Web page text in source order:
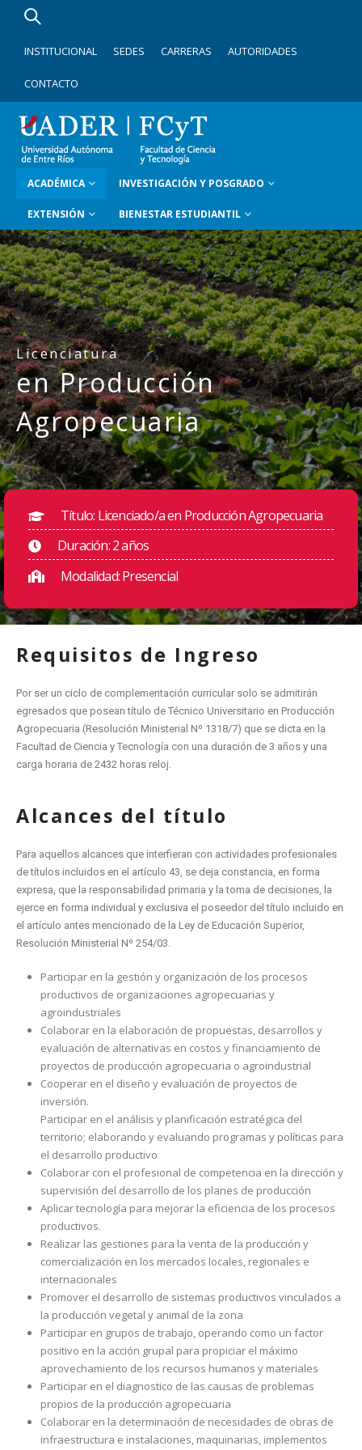
INSTITUCIONAL SEDES CARRERAS AUTORIDADES
CONTACTO
ACADÉMICA INVESTIGACIÓN Y POSGRADO
EXTENSIÓN BIENESTAR ESTUDIANTIL
Licenciatura
en Producción
Agropecuaria
Título: Licenciado/a en Producción Agropecuaria
Duración: 2 años
Modalidad: Presencial
Requisitos de Ingreso
Por ser un ciclo de complementación curricular solo se admitirán
egresados que posean título de Técnico Universitario en Producción
Agropecuaria (Resolución Ministerial Nº 1318/7) que se dicta en la
Facultad de Ciencia y Tecnología con una duración de 3 años y una
carga horaria de 2432 horas reloj.
Alcances del título
Para aquellos alcances que interfieran con actividades profesionales
de títulos incluidos en el artículo 43, se deja constancia, en forma
expresa, que la responsabilidad primaria y la toma de decisiones, la
ejerce en forma individual y exclusiva el poseedor del título incluido en
el artículo antes mencionado de la Ley de Educación Superior,
Resolución Ministerial Nº 254/03.
Participar en la gestión y organización de los procesos
productivos de organizaciones agropecuarias y
agroindustriales
Colaborar en la elaboración de propuestas, desarrollos y
evaluación de alternativas en costos y financiamiento de
proyectos de producción agropecuaria o agroindustrial
Cooperar en el diseño y evaluación de proyectos de
inversión.
Participar en el análisis y planificación estratégica del
territorio; elaborando y evaluando programas y políticas para
el desarrollo productivo
Colaborar con el profesional de competencia en la dirección y
supervisión del desarrollo de los planes de producción
Aplicar tecnología para mejorar la eficiencia de los procesos
productivos.
Realizar las gestiones para la venta de la producción y
comercialización en los mercados locales, regionales e
internacionales
Promover el desarrollo de sistemas productivos vinculados a
la producción vegetal y animal de la zona
Participar en grupos de trabajo, operando como un factor
positivo en la acción grupal para propiciar el máximo
aprovechamiento de los recursos humanos y materiales
Participar en el diagnostico de las causas de problemas
propios de la producción agropecuaria
Colaborar en la determinación de necesidades de obras de
infraestructura e instalaciones, maquinarias, implementos